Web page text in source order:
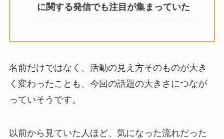
に関する発信でも注目が集まっていた
名前だけではなく、活動の見え方そのものが大き
く変わったことも、今回の話題の大きさにつなが
っていそうです。
以前から見ていた人ほど、気になった流れだった